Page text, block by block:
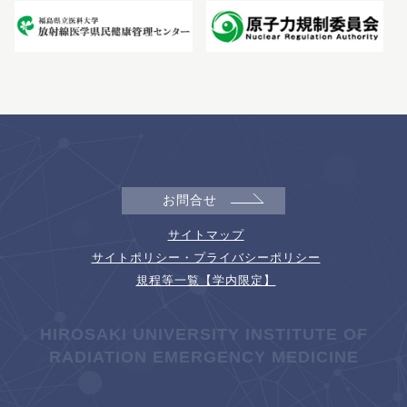
お問合せ
サイトマップ
サイトポリシー・プライバシーポリシー
規程等一覧【学内限定】
HIROSAKI UNIVERSITY INSTITUTE OF
RADIATION EMERGENCY MEDICINE